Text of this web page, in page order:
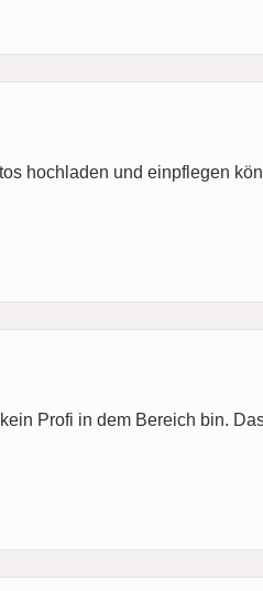
hochladen und einpflegen
Profi in dem Bereich bin.